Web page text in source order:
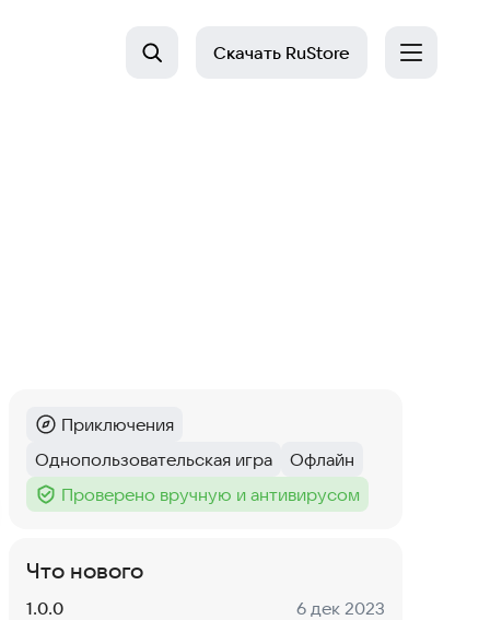
Скачать RuStore
Категория:
Приключения
Тег:
Однопользовательская игра
Тег:
Офлайн
Тег :
Проверено вручную и антивирусом
Что нового
Версия:
1.0.0 Дата:
6 дек 2023